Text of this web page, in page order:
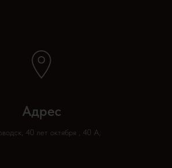
Адрес
40 лет октября , 40 А,